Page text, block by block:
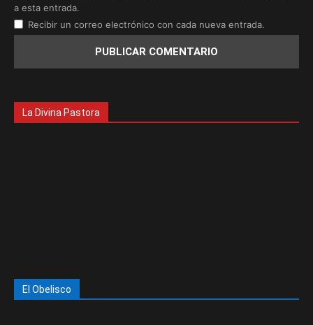
a esta entrada.
Recibir un correo electrónico con cada nueva entrada.
La Divina Pastora
El Obelisco